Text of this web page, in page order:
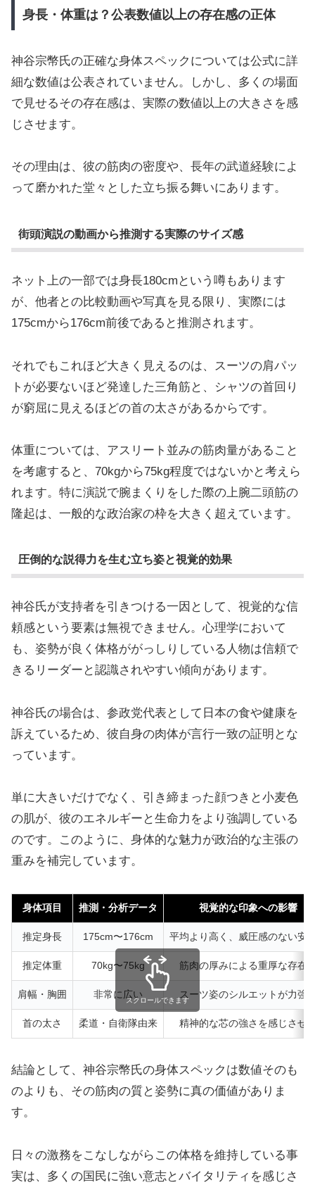
身長・体重は？公表数値以上の存在感の正体
神谷宗幣氏の正確な身体スペックについては公式に詳
細な数値は公表されていません。しかし、多くの場面
で見せるその存在感は、実際の数値以上の大きさを感
じさせます。
その理由は、彼の筋肉の密度や、長年の武道経験によ
って磨かれた堂々とした立ち振る舞いにあります。
街頭演説の動画から推測する実際のサイズ感
ネット上の一部では身長180cmという噂もあります
が、他者との比較動画や写真を見る限り、実際には
175cmから176cm前後であると推測されます。
それでもこれほど大きく見えるのは、スーツの肩パッ
トが必要ないほど発達した三角筋と、シャツの首回り
が窮屈に見えるほどの首の太さがあるからです。
体重については、アスリート並みの筋肉量があること
を考慮すると、70kgから75kg程度ではないかと考えら
れます。特に演説で腕まくりをした際の上腕二頭筋の
隆起は、一般的な政治家の枠を大きく超えています。
圧倒的な説得力を生む立ち姿と視覚的効果
神谷氏が支持者を引きつける一因として、視覚的な信
頼感という要素は無視できません。心理学において
も、姿勢が良く体格ががっしりしている人物は信頼で
きるリーダーと認識されやすい傾向があります。
神谷氏の場合は、参政党代表として日本の食や健康を
訴えているため、彼自身の肉体が言行一致の証明とな
っています。
単に大きいだけでなく、引き締まった顔つきと小麦色
の肌が、彼のエネルギーと生命力をより強調している
のです。このように、身体的な魅力が政治的な主張の
重みを補完しています。
身体項目 推測・分析データ 視覚的な印象への影響
推定身長 175cm〜176cm 平均より高く、威圧感のない安
推定体重 70kg〜75kg 筋肉の厚みによる重厚な存在
肩幅・胸囲 非常に広い スーツ姿のシルエットが力強
首の太さ 柔道・自衛隊由来 精神的な芯の強さを感じさせ
スクロールできます
結論として、神谷宗幣氏の身体スペックは数値そのも
のよりも、その筋肉の質と姿勢に真の価値がありま
す。
日々の激務をこなしながらこの体格を維持している事
実は、多くの国民に強い意志とバイタリティを感じさ